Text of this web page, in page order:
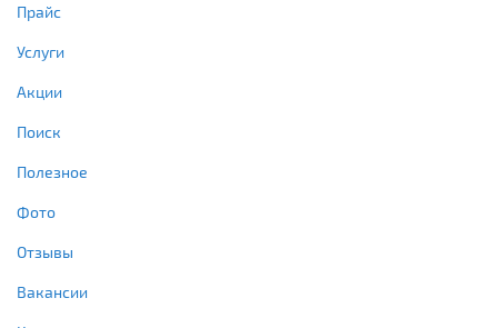
Прайс
Услуги
Акции
Поиск
Полезное
Фото
Отзывы
Вакансии